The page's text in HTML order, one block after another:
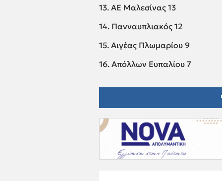
13. ΑΕ Μαλεσίνας 13
14. Πανναυπλιακός 12
15. Αιγέας Πλωμαρίου 9
16. Απόλλων Ευπαλίου 7